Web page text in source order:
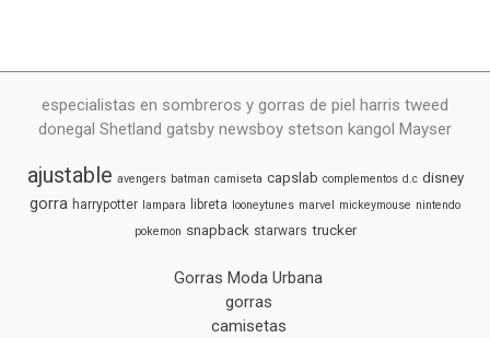
especialistas en sombreros y gorras de piel harris tweed
donegal Shetland gatsby newsboy stetson kangol Mayser
ajustable avengers batman camiseta capslab complementos d.c disney
gorra harrypotter lampara libreta looneytunes marvel mickeymouse nintendo
pokemon snapback starwars trucker
Gorras Moda Urbana
gorras
camisetas